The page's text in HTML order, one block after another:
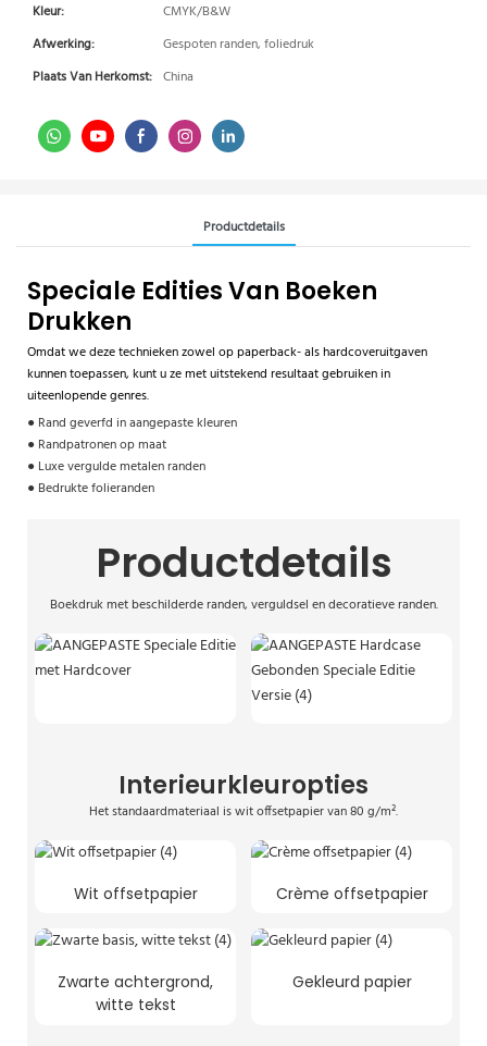
Kleur:
CMYK/B&W
Afwerking:
Gespoten randen, foliedruk
Plaats Van Herkomst: China
Productdetails
Speciale Edities Van Boeken
Drukken
Omdat we deze technieken zowel op paperback- als hardcoveruitgaven
kunnen toepassen, kunt u ze met uitstekend resultaat gebruiken in
uiteenlopende genres.
● Rand geverfd in aangepaste kleuren
● Randpatronen op maat
● Luxe vergulde metalen randen
● Bedrukte folieranden
Productdetails
Boekdruk met beschilderde randen, verguldsel en decoratieve randen.
Interieurkleuropties
Het standaardmateriaal is wit offsetpapier van 80 g/m².
Wit offsetpapier Crème offsetpapier
Zwarte achtergrond,
witte tekst
Gekleurd papier